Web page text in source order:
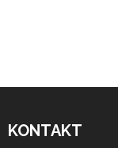
KONTAKT